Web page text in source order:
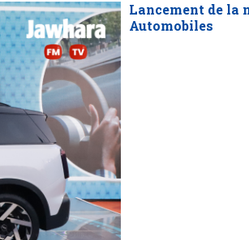
Lancement de la
Automobiles